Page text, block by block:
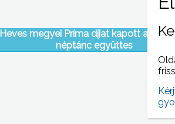
Heves megyei Príma díjat kapott a
néptánc együttes